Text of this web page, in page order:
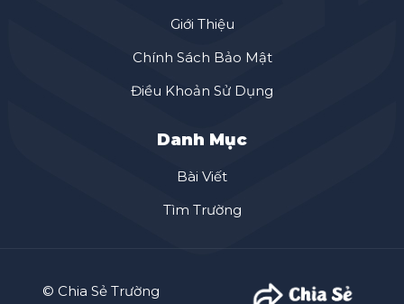
Giới Thiệu
Chính Sách Bảo Mật
Điều Khoản Sử Dụng
Danh Mục
Bài Viết
Tìm Trường
© Chia Sẻ Trường